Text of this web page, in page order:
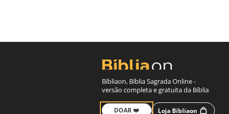
Bíbliaon, Bíblia Sagrada Online -
versão completa e gratuita da Bíblia
DOAR ❤️ Loja Bíbliaon